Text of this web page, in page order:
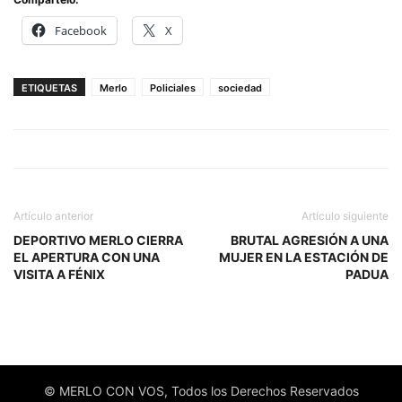
Facebook X
ETIQUETAS Merlo Policiales sociedad
Artículo anterior
DEPORTIVO MERLO CIERRA
EL APERTURA CON UNA
VISITA A FÉNIX
Artículo siguiente
BRUTAL AGRESIÓN A UNA
MUJER EN LA ESTACIÓN DE
PADUA
© MERLO CON VOS, Todos los Derechos Reservados